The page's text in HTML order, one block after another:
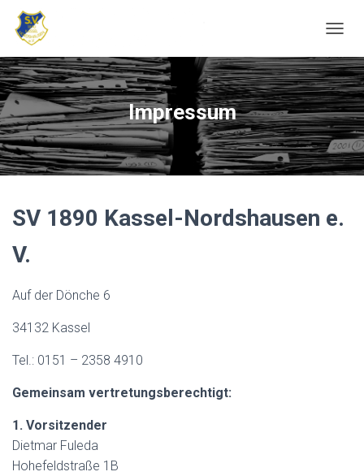
A
V
I
G
A
T
I
O
S
Impressum
SV 1890 Kassel-Nordshausen e.
V.
Auf der Dönche 6
34132 Kassel
Tel.: 0151 – 2358 4910
Gemeinsam vertretungsberechtigt:
1. Vorsitzender
Dietmar Fuleda
Hohefeldstraße 1B